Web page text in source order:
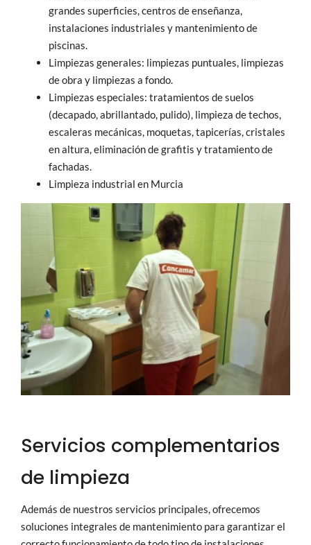
grandes superficies, centros de enseñanza,
instalaciones industriales y mantenimiento de
piscinas.
Limpiezas generales: limpiezas puntuales, limpiezas
de obra y limpiezas a fondo.
Limpiezas especiales: tratamientos de suelos
(decapado, abrillantado, pulido), limpieza de techos,
escaleras mecánicas, moquetas, tapicerías, cristales
en altura, eliminación de grafitis y tratamiento de
fachadas.
Limpieza industrial en Murcia
Servicios complementarios
de limpieza
Además de nuestros servicios principales, ofrecemos
soluciones integrales de mantenimiento para garantizar el